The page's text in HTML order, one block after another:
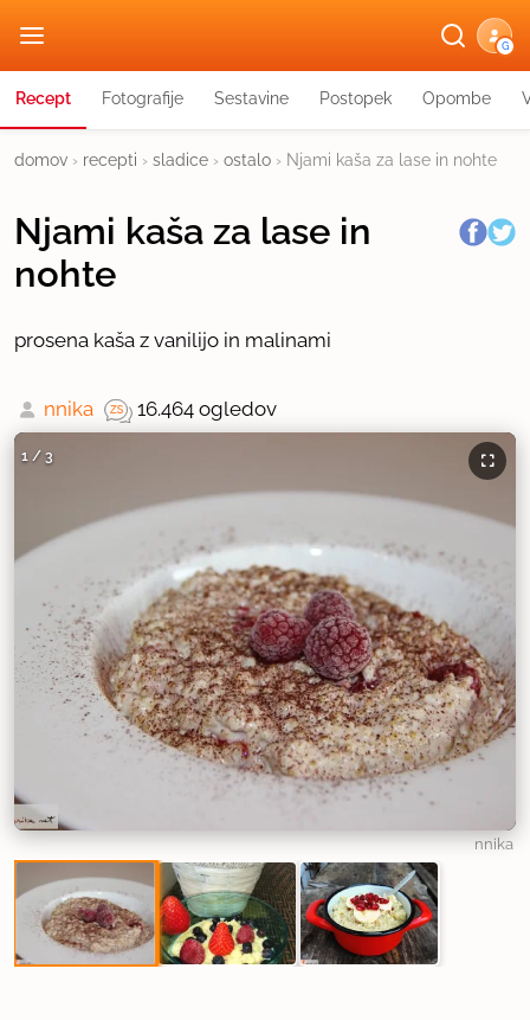
G
Recept Fotografije Sestavine Postopek Opombe
domov › recepti › sladice › ostalo › Njami kaša za lase in nohte
Njami kaša za lase in
nohte
prosena kaša z vanilijo in malinami
nnika 16.464 ogledov
1 / 3
nnika